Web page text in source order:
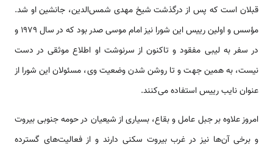
قبلان است که پس از درگذشت شیخ مهدی شمس‌الدین، جانشین او شد.
مؤسس و اولین رییس این شورا نیز امام موسی صدر بود که در سال 1979 و
در سفر به لیبی مفقود و تاکنون از سرنوشت او اطلاع موثقی در دست
نیست، به همین جهت و تا روشن شدن وضعیت وی، مسئولان این شورا از
عنوان نایب رییس استفاده می‌کنند.
امروز علاوه بر جبل عامل و بقاع، بسیاری از شیعیان در حومه جنوبی بیروت
و برخی آن‌ها نیز در غرب بیروت سکنی دارند و از فعالیت‌های گسترده